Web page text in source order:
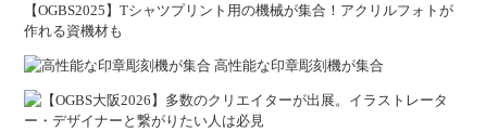
【OGBS2025】Tシャツプリント用の機械が集合！アクリルフォトが
作れる資機材も
高性能な印章彫刻機が集合